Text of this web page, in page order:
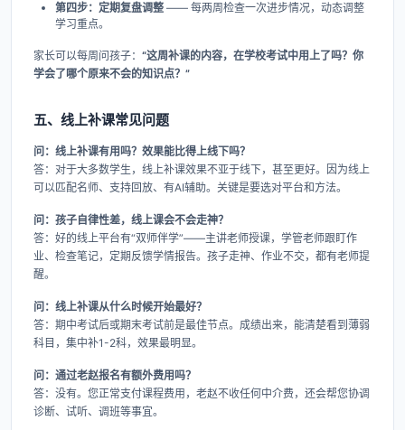
第四步：定期复盘调整 —— 每两周检查一次进步情况，动态调整
学习重点。
家长可以每周问孩子： “这周补课的内容，在学校考试中用上了吗？你
学会了哪个原来不会的知识点？”
五、线上补课常见问题
问：线上补课有用吗？效果能比得上线下吗？
答：对于大多数学生，线上补课效果不亚于线下，甚至更好。因为线上
可以匹配名师、支持回放、有AI辅助。关键是要选对平台和方法。
问：孩子自律性差，线上课会不会走神？
答：好的线上平台有“双师伴学”——主讲老师授课，学管老师跟盯作
业、检查笔记，定期反馈学情报告。孩子走神、作业不交，都有老师提
醒。
问：线上补课从什么时候开始最好？
答：期中考试后或期末考试前是最佳节点。成绩出来，能清楚看到薄弱
科目，集中补1-2科，效果最明显。
问：通过老赵报名有额外费用吗？
答：没有。您正常支付课程费用，老赵不收任何中介费，还会帮您协调
诊断、试听、调班等事宜。